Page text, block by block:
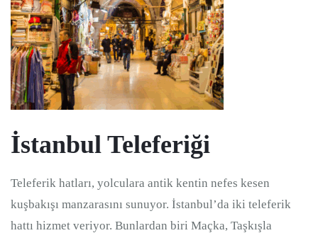
İstanbul Teleferiği
Teleferik hatları, yolculara antik kentin nefes kesen
kuşbakışı manzarasını sunuyor. İstanbul’da iki teleferik
hattı hizmet veriyor. Bunlardan biri Maçka, Taşkışla